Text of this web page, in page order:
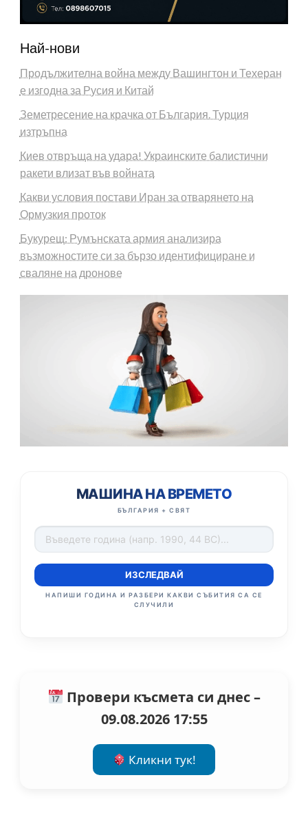
Най-нови
Продължителна война между Вашингтон и Техеран
е изгодна за Русия и Китай
Земетресение на крачка от България. Турция
изтръпна
Киев отвръща на удара! Украинските балистични
ракети влизат във войната
Какви условия постави Иран за отварянето на
Ормузкия проток
Букурещ: Румънската армия анализира
възможностите си за бързо идентифициране и
сваляне на дронове
МАШИНА НА ВРЕМЕТО
БЪЛГАРИЯ + СВЯТ
ИЗСЛЕДВАЙ
НАПИШИ ГОДИНА И РАЗБЕРИ КАКВИ СЪБИТИЯ СА СЕ
СЛУЧИЛИ
Провери късмета си днес –
09.08.2026 17:55
Кликни тук!